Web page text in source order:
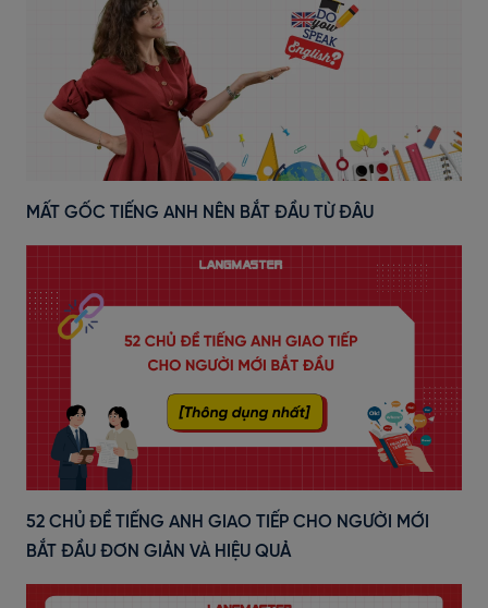
MẤT GỐC TIẾNG ANH NÊN BẮT ĐẦU TỪ ĐÂU
52 CHỦ ĐỀ TIẾNG ANH GIAO TIẾP CHO NGƯỜI MỚI
BẮT ĐẦU ĐƠN GIẢN VÀ HIỆU QUẢ